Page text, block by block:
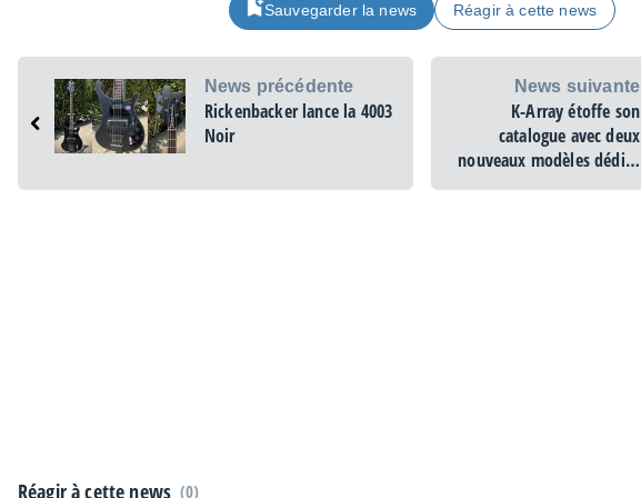
Sauvegarder la news Réagir à cette news
News précédente
Rickenbacker lance la 4003
Noir
News suivante
K-Array étoffe son
catalogue avec deux
nouveaux modèles dédiés
à la sonorisation
Réagir à cette news (0)